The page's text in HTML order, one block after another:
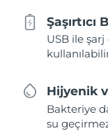
USB ile
Hijyenik
Bakteriye
su